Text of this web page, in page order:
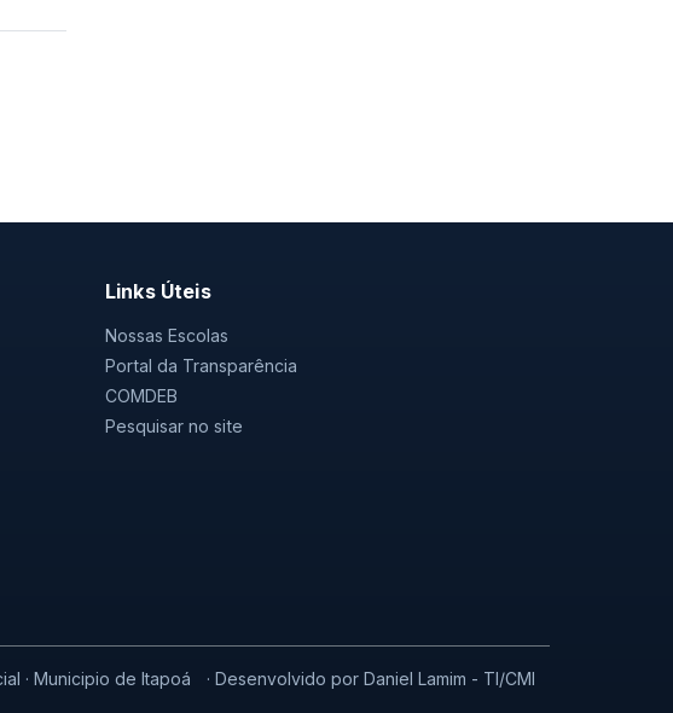
Links Úteis
Nossas Escolas
Portal da Transparência
COMDEB
Pesquisar no site
· Municipio de Itapoá · Desenvolvido por Daniel Lamim - TI/CMI